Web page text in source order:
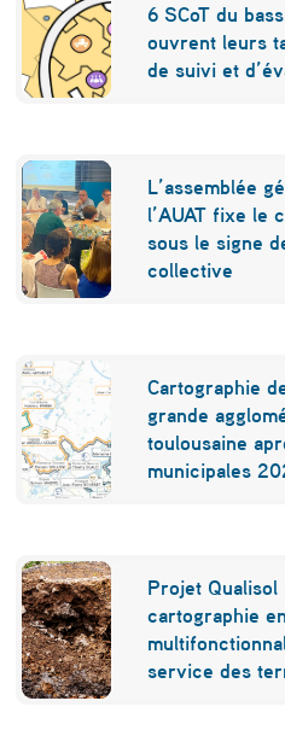
a
b
i
d
i
v
e
s
i
t
é
0
2
1
”
6 SCoT du
ouvrent leurs
de suivi et
L’assemblée
l’AUAT fixe le
sous le signe
collective
Cartographie
grande
toulousaine
municipales
Projet
cartographie
service des